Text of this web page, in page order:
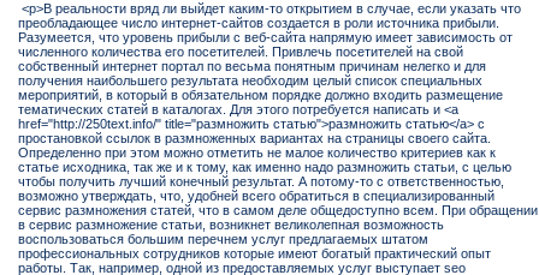
<p>В реальности вряд ли выйдет каким-то открытием в случае, если указать что
преобладающее число интернет-сайтов создается в роли источника прибыли.
Разумеется, что уровень прибыли с веб-сайта напрямую имеет зависимость от
численного количества его посетителей. Привлечь посетителей на свой
собственный интернет портал по весьма понятным причинам нелегко и для
получения наибольшего результата необходим целый список специальных
мероприятий, в который в обязательном порядке должно входить размещение
тематических статей в каталогах. Для этого потребуется написать и <a
href="http://250text.info/" title="размножить статью">размножить статью</a> с
простановкой ссылок в размноженных вариантах на страницы своего сайта.
Определенно при этом можно отметить не малое количество критериев как к
статье исходника, так же и к тому, как именно надо размножить статьи, с целью
чтобы получить лучший конечный результат. А потому-то с ответственностью,
возможно утверждать, что, удобней всего обратиться в специализированный
сервис размножения статей, что в самом деле общедоступно всем. При обращении
в сервис размножение статьи, возникнет великолепная возможность
воспользоваться большим перечнем услуг предлагаемых штатом
профессиональных сотрудников которые имеют богатый практический опыт
работы. Так, например, одной из предоставляемых услуг выступает seo